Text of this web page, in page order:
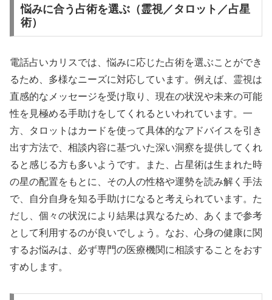
悩みに合う占術を選ぶ（霊視／タロット／占星
術）
電話占いカリスでは、悩みに応じた占術を選ぶことができ
るため、多様なニーズに対応しています。例えば、霊視は
直感的なメッセージを受け取り、現在の状況や未来の可能
性を見極める手助けをしてくれるといわれています。一
方、タロットはカードを使って具体的なアドバイスを引き
出す方法で、相談内容に基づいた深い洞察を提供してくれ
ると感じる方も多いようです。また、占星術は生まれた時
の星の配置をもとに、その人の性格や運勢を読み解く手法
で、自分自身を知る手助けになると考えられています。た
だし、個々の状況により結果は異なるため、あくまで参考
として利用するのが良いでしょう。なお、心身の健康に関
するお悩みは、必ず専門の医療機関に相談することをおす
すめします。